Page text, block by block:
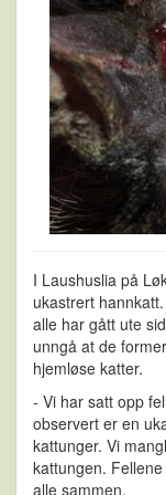
I Laushuslia på
ukastrert
alle har gått ute
unngå at de
hjemløse katter.
- Vi har satt opp
observert er en
kattunger. Vi
kattungen.
alle sammen.